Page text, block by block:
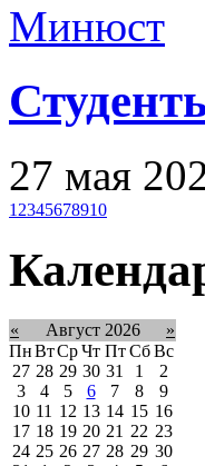
27 мая
1 2345678910
« Август 2026
»
ПнВтСрЧт Пт Сб Вс
27 28 29 30 31 1
2
3
4 5 6 7 8
9
10 11 12 13 14 15 16
17 18 19 20 21 22 23
24 25 26 27 28 29 30